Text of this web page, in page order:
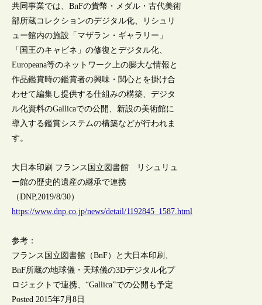
共同事業では、BnFの貨幣・メダル・古代美術
部所蔵コレクションのデジタル化、リシュリ
ュー館内の施設「マザラン・ギャラリー」
「国王のキャビネ」の修復とデジタル化、
Europeana等のネットワーク上の膨大な情報と
作品鑑賞時の鑑賞者の興味・関心とを掛け合
わせて編集し提供する仕組みの構築、デジタ
ル化資料のGallicaでの公開、新設の美術館に
導入する鑑賞システムの構築などが行われま
す。
大日本印刷 フランス国立図書館 リシュリュ
ー館の歴史的遺産の継承で連携
（DNP,2019/8/30）
https://www.dnp.co.jp/news/detail/1192845_1587.html
参考：
フランス国立図書館（BnF）と大日本印刷、
BnF所蔵の地球儀・天球儀の3Dデジタル化プ
ロジェクトで連携、“Gallica”での公開も予定
Posted 2015年7月8日